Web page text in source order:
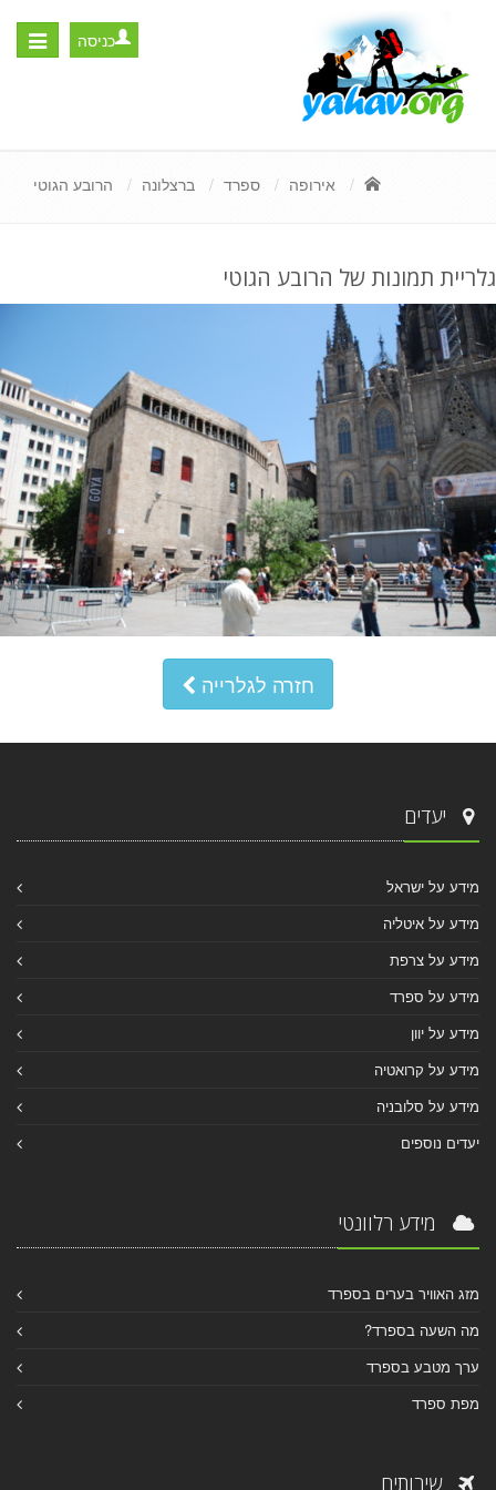
Toggle
כניסה
אירופה ספרד ברצלונה הרובע הגוטי
גלריית תמונות של הרובע הגוטי
חזרה לגלרייה
יעדים
מידע על ישראל
מידע על איטליה
מידע על צרפת
מידע על ספרד
מידע על יוון
מידע על קרואטיה
מידע על סלובניה
יעדים נוספים
מידע רלוונטי
מזג האוויר בערים בספרד
מה השעה בספרד?
ערך מטבע בספרד
מפת ספרד
שירותים